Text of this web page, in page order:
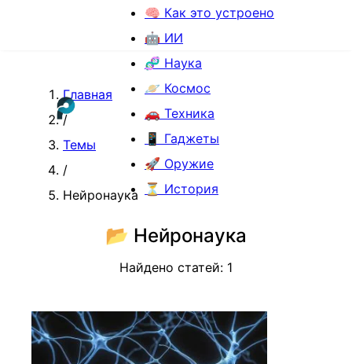
🧠 Как это устроено
🤖 ИИ
🧬 Наука
🪐 Космос
🚗 Техника
📱 Гаджеты
🚀 Оружие
⏳ История
Главная
/
Темы
/
Нейронаука
📂 Нейронаука
Найдено статей: 1